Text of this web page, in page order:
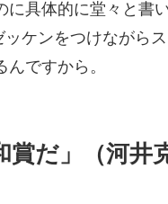
具体的に堂々と書
ケンをつけながら
ですから。
だ」（河井